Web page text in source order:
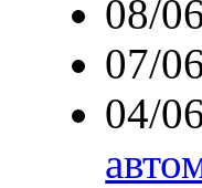
08/
07/
04/